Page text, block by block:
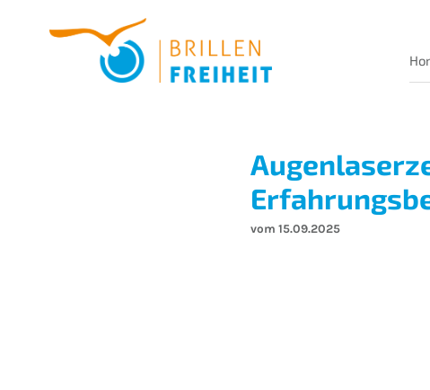
vom 15.09.2025